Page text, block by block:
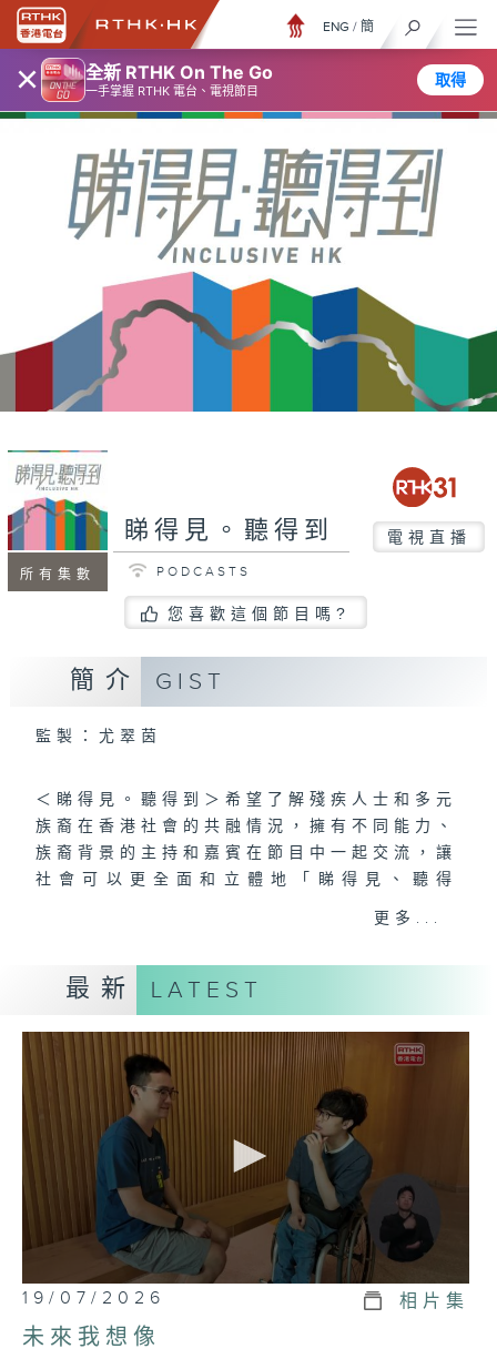
× 全新 RTHK On The Go
一手掌握 RTHK 電台、電視節目
取得
ENG / 簡
所有集數
睇得見。聽得到 電視直播
PODCASTS
您喜歡這個節目嗎?
簡介 GIST
監製：尤翠茵
＜睇得見。聽得到＞希望了解殘疾人士和多元
族裔在香港社會的共融情況，擁有不同能力、
族裔背景的主持和嘉賓在節目中一起交流，讓
社會可以更全面和立體地「睇得見、聽得
到」，打破隔膜，彼此接納、欣賞和尊重。
去左前臂的「富爸爸」岑幸富、聾人演員吳祉
昊Marco、在香港土生土長的印度裔成家宏
Karan Cholia、巴基斯坦裔愛美Omme
Kulsoom、泰國裔陳彩蓮Vita和温嘉希
Wimmy、來自哥倫比亞的Omaira del
Carmen、失明人士譚曉瑩以及展能鋼琴家
鄧卓謙Anson， 一同主持＜睇得見。聽得到
＞。主持們和不同殘疾人士及多元族裔人士交
流，和觀眾分享生活點滴，談大家喜歡的事情
和快樂的小故事。
逢星期日晚上8點 港台電視31
#一齊講夢想#一齊做表演#一齊「睇得見。
更多...
最新 LATEST
0
seconds
of
26
19/07/2026 相片集
未來我想像